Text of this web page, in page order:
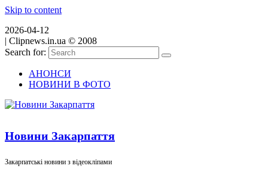
Skip to content
2026-04-12
| Clipnews.in.ua © 2008
Search for:
АНОНСИ
НОВИНИ В ФОТО
Новини Закарпаття
Закарпатські новини з відеокліпами